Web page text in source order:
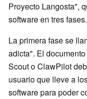
Proyecto Langosta",
software en tres fases.
La primera fase se
adicta". El
Scout o ClawPilot
usuario que lleve a
software para poder